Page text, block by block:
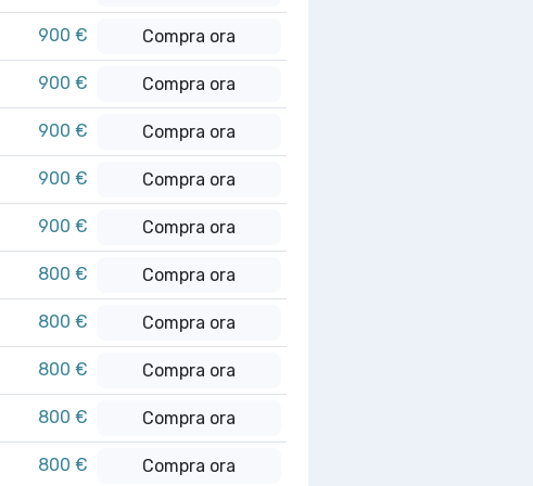
900 € Compra ora
900 € Compra ora
900 € Compra ora
900 € Compra ora
900 € Compra ora
800 € Compra ora
800 € Compra ora
800 € Compra ora
800 € Compra ora
800 € Compra ora